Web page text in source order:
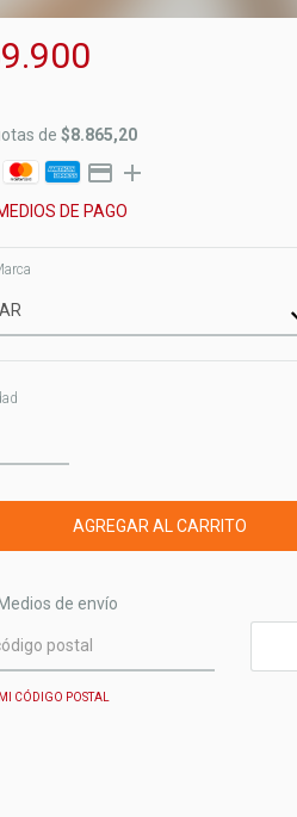
de $8.865,20
DE PAGO
para el CP:
Medios de envío
CÓDIGO POSTAL